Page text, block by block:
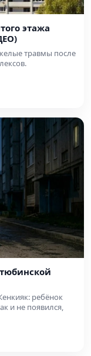
этажа
травмы после
ребёнок
и не появился,